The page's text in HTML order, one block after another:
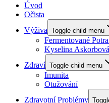
Úvod
Očista
Výživa Toggle child menu
Fermentované
Kyselina Askorbová
Zdraví Toggle child menu
Imunita
Otužování
Zdravotní Problémy